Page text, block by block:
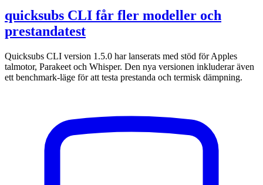
quicksubs CLI får fler modeller och
prestandatest
Quicksubs CLI version 1.5.0 har lanserats med stöd för Apples
talmotor, Parakeet och Whisper. Den nya versionen inkluderar även
ett benchmark-läge för att testa prestanda och termisk dämpning.